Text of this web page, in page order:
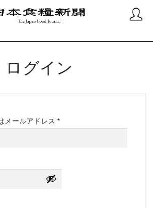
ログイン
メールアドレス*必